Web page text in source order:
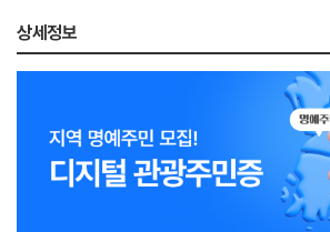
상세정보